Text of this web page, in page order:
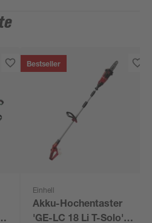
Bestseller
Einhell
Akku-Hochentaster
'GE-LC 18 Li T-Solo'